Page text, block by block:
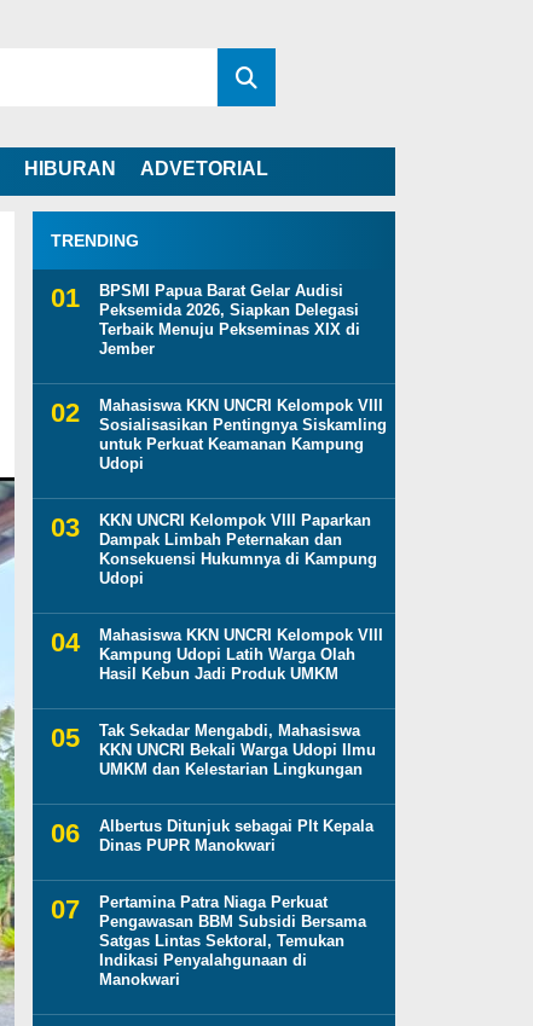
HIBURAN ADVETORIAL
TRENDING
BPSMI Papua Barat Gelar Audisi
Peksemida 2026, Siapkan Delegasi
Terbaik Menuju Pekseminas XIX di
Jember
Mahasiswa KKN UNCRI Kelompok VIII
Sosialisasikan Pentingnya Siskamling
untuk Perkuat Keamanan Kampung
Udopi
KKN UNCRI Kelompok VIII Paparkan
Dampak Limbah Peternakan dan
Konsekuensi Hukumnya di Kampung
Udopi
Mahasiswa KKN UNCRI Kelompok VIII
Kampung Udopi Latih Warga Olah
Hasil Kebun Jadi Produk UMKM
Tak Sekadar Mengabdi, Mahasiswa
KKN UNCRI Bekali Warga Udopi Ilmu
UMKM dan Kelestarian Lingkungan
Albertus Ditunjuk sebagai Plt Kepala
Dinas PUPR Manokwari
Pertamina Patra Niaga Perkuat
Pengawasan BBM Subsidi Bersama
Satgas Lintas Sektoral, Temukan
Indikasi Penyalahgunaan di
Manokwari